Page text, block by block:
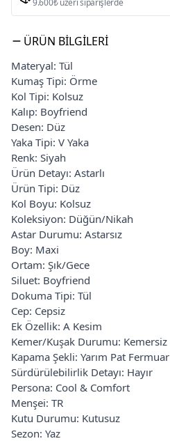
9.600₺ üzeri siparişlerde
ÜRÜN BILGILERI
Materyal: Tül
Kumaş Tipi: Örme
Kol Tipi: Kolsuz
Kalıp: Boyfriend
Desen: Düz
Yaka Tipi: V Yaka
Renk: Siyah
Ürün Detayı: Astarlı
Ürün Tipi: Düz
Kol Boyu: Kolsuz
Koleksiyon: Düğün/Nikah
Astar Durumu: Astarsız
Boy: Maxi
Ortam: Şık/Gece
Siluet: Boyfriend
Dokuma Tipi: Tül
Cep: Cepsiz
Ek Özellik: A Kesim
Kemer/Kuşak Durumu: Kemersiz
Kapama Şekli: Yarım Pat Fermuar
Sürdürülebilirlik Detayı: Hayır
Persona: Cool & Comfort
Menşei: TR
Kutu Durumu: Kutusuz
Sezon: Yaz